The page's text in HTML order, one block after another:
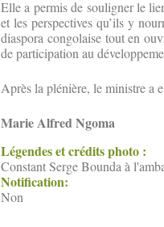
Elle a permis de souligner le
et les perspectives qu’ils y
diaspora congolaise tout en
de participation au
Après la plénière, le ministre a
Marie Alfred Ngoma
Légendes et crédits photo :
Constant Serge Bounda à
Notification:
Non